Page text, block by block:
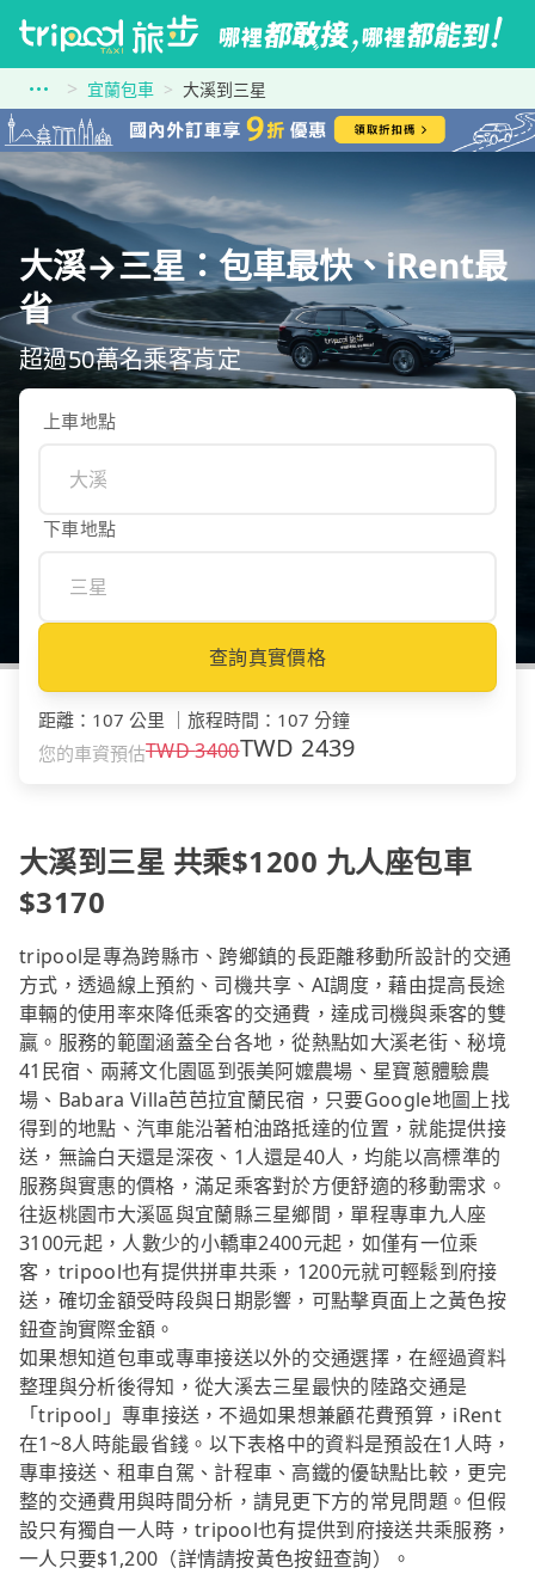
宜蘭包車 大溪到三星
大溪→三星：包車最快、iRent最
省
超過50萬名乘客肯定
上車地點
下車地點
查詢真實價格
距離 ： 107 公里 旅程時間 ： 107 分鐘
您的車資預估TWD3400TWD 2439
大溪到三星 共乘$1200 九人座包車
$3170
tripool是專為跨縣市、跨鄉鎮的長距離移動所設計的交通
方式，透過線上預約、司機共享、AI調度，藉由提高長途
車輛的使用率來降低乘客的交通費，達成司機與乘客的雙
贏。服務的範圍涵蓋全台各地，從熱點如大溪老街、秘境
41民宿、兩蔣文化園區到張美阿嬤農場、星寶蔥體驗農
場、Babara Villa芭芭拉宜蘭民宿，只要Google地圖上找
得到的地點、汽車能沿著柏油路抵達的位置，就能提供接
送，無論白天還是深夜、1人還是40人，均能以高標準的
服務與實惠的價格，滿足乘客對於方便舒適的移動需求。
往返桃園市大溪區與宜蘭縣三星鄉間，單程專車九人座
3100元起，人數少的小轎車2400元起，如僅有一位乘
客，tripool也有提供拼車共乘，1200元就可輕鬆到府接
送，確切金額受時段與日期影響，可點擊頁面上之黃色按
鈕查詢實際金額。
如果想知道包車或專車接送以外的交通選擇，在經過資料
整理與分析後得知，從大溪去三星最快的陸路交通是
「tripool」專車接送，不過如果想兼顧花費預算，iRent
在1~8人時能最省錢。以下表格中的資料是預設在1人時，
專車接送、租車自駕、計程車、高鐵的優缺點比較，更完
整的交通費用與時間分析，請見更下方的常見問題。但假
設只有獨自一人時，tripool也有提供到府接送共乘服務，
一人只要$1,200（詳情請按黃色按鈕查詢）。